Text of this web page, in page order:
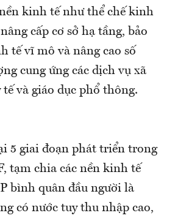
kinh tế như thể chế kinh
cấp cơ sở hạ tầng, bảo
tế vĩ mô và nâng cao số
cung ứng các dịch vụ xã
và giáo dục phổ thông.
5 giai đoạn phát triển trong
tạm chia các nền kinh tế
bình quân đầu người là
có nước tuy thu nhập cao,